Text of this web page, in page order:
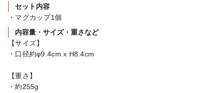
セット内容
・マグカップ1個
内容量・サイズ・重さなど
【サイズ】
・口径約φ9.4cm x H8.4cm
【重さ】
・約255g